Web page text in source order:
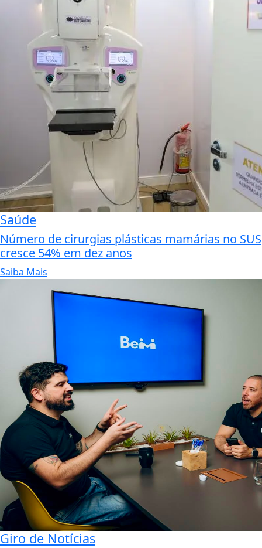
Saúde
Número de cirurgias plásticas mamárias no SUS
cresce 54% em dez anos
Saiba Mais
Giro de Notícias